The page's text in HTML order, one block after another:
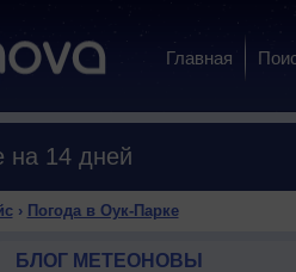
Главная
на 14 дней
› Погода в Оук-Парке
БЛОГ МЕТЕОНОВЫ